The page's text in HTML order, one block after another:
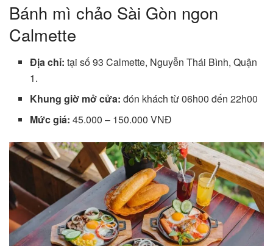
Bánh mì chảo Sài Gòn ngon
Calmette
Địa chỉ:tại số 93 Calmette, Nguyễn Thái Bình, Quận
1.
Khung giờ mở cửa:đón khách từ 06h00 đến 22h00
Mức giá:45.000 – 150.000 VNĐ